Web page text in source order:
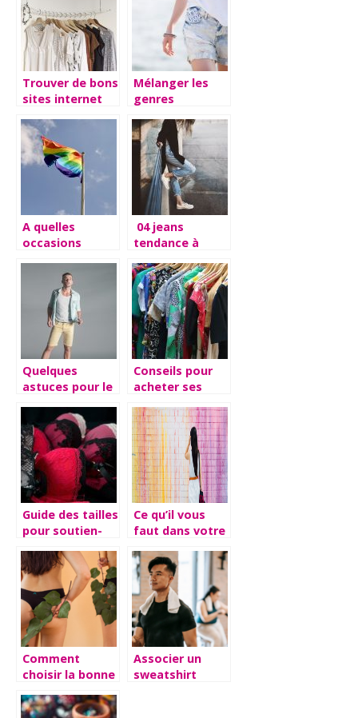
Trouver de bons
sites internet
ses vêtements.
Mélanger les
genres
parlant.
A quelles
occasions
vêtements
LGBT ?
04 jeans
tendance à
pour renouveler
vos basiques
sans vous ruiner
Quelques
astuces pour le
des bermudas
et des shorts
Conseils pour
acheter ses
Guide des tailles
pour soutien-
Ce qu’il vous
faut dans votre
printemps
Comment
choisir la bonne
menstruelle
Associer un
sweatshirt